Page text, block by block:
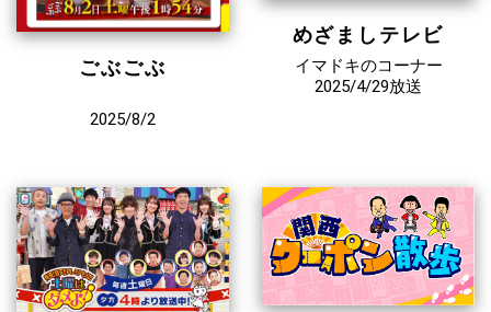
ごぶごぶ
2025/8/2
めざましテレビ
イマドキのコーナー
2025/4/29放送